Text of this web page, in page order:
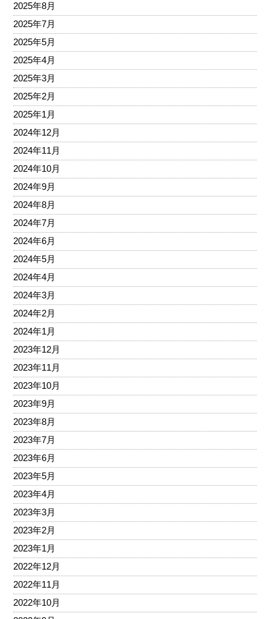
2025年8月
2025年7月
2025年5月
2025年4月
2025年3月
2025年2月
2025年1月
2024年12月
2024年11月
2024年10月
2024年9月
2024年8月
2024年7月
2024年6月
2024年5月
2024年4月
2024年3月
2024年2月
2024年1月
2023年12月
2023年11月
2023年10月
2023年9月
2023年8月
2023年7月
2023年6月
2023年5月
2023年4月
2023年3月
2023年2月
2023年1月
2022年12月
2022年11月
2022年10月